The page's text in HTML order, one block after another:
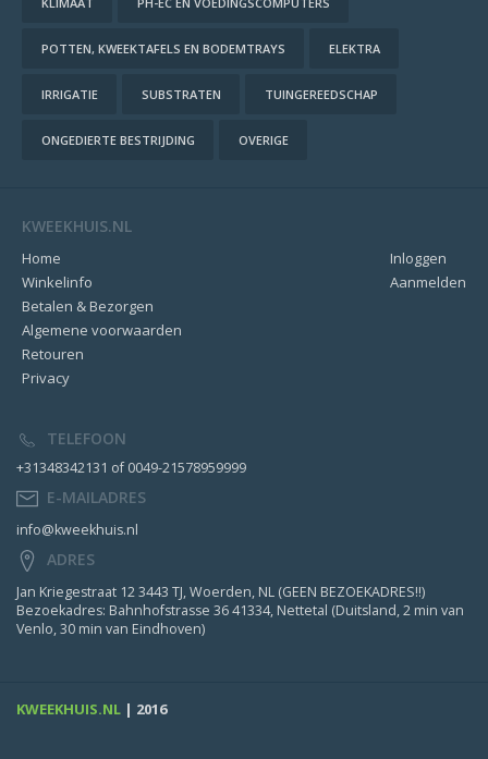
POTTEN, KWEEKTAFELS EN BODEMTRAYS ELEKTRA
IRRIGATIE SUBSTRATEN TUINGEREEDSCHAP
ONGEDIERTE BESTRIJDING OVERIGE
KWEEKHUIS.NL
Inloggen
Aanmelden
Home
Winkelinfo
Betalen & Bezorgen
Algemene voorwaarden
Retouren
Privacy
TELEFOON
+31348342131 of 0049-21578959999
E-MAILADRES
info@kweekhuis.nl
ADRES
Jan Kriegestraat 12 3443 TJ, Woerden, NL (GEEN BEZOEKADRES!!)
Bezoekadres: Bahnhofstrasse 36 41334, Nettetal (Duitsland, 2 min van
Venlo, 30 min van Eindhoven)
KWEEKHUIS.NL | 2016